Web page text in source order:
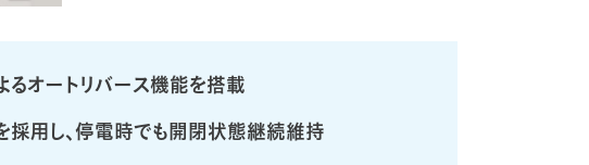
るオートリバース機能を搭載
採用し、停電時でも開閉状態継続維持